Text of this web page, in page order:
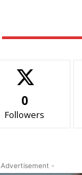
0
Followers
-